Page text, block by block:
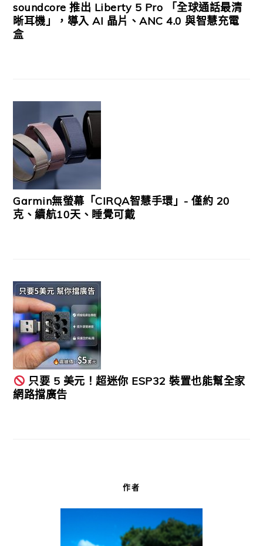
soundcore 推出 Liberty 5 Pro 「全球通話最清
晰耳機」，導入 AI 晶片、ANC 4.0 與智慧充電
盒
Garmin無螢幕「CIRQA智慧手環」- 僅約 20
克、續航10天、睡覺可戴
只要 5 美元！超迷你 ESP32 裝置也能幫全家
網路擋廣告
作者